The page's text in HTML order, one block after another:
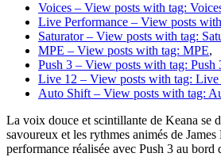
Voices – View posts with tag:
Live Performance – View posts
Saturator– View posts with tag:
MPE – View posts with tag: MPE,
Push 3 – View posts with tag: Push
Live 12 – View posts with tag: Live
Auto Shift– View posts with tag:
La voix douce et scintillante de Keana se
savoureux et les rythmes animés de
performance réalisée avec Push 3 au bord